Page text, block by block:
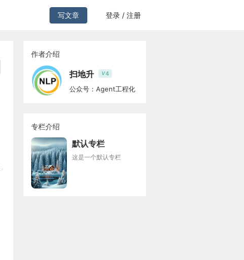
写文章 登录 / 注册
作者介绍
扫地升 V4
公众号：Agent工程化
专栏介绍
默认专栏
这是一个默认专栏